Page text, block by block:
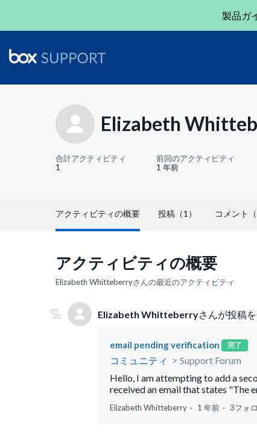
製品ガ
Elizabeth
合計アクティビティ
1
前回のアクティビティ
1 年前
アクティビティの概要 投稿（1） コメント（
アクティビティの概要
Elizabeth Whitteberryさんの最近のアクティビティ
Elizabeth Whitteberryさんが投稿
email pending verification 完了
コミュニティ
Support Forum
Hello, I am attempting to add a
received an email that states "The
Elizabeth Whitteberry 1 年前 3フォ